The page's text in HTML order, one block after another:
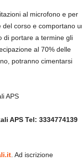
al microfono e per
corso e comportano
di portare a termine gli
al 70% delle
potranno cimentarsi
APS
APSTel: 3334774139
. Ad iscrizione